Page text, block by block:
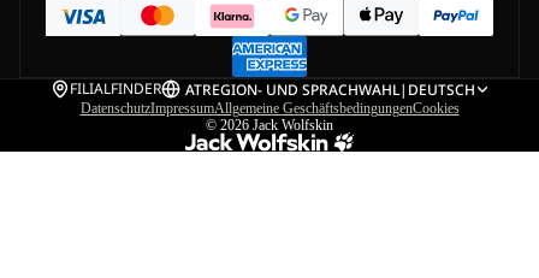
FILIALFINDER ATREGION- UND SPRACHWAHL| DEUTSCH
DatenschutzImpressumAllgemeine GeschäftsbedingungenCookies
© 2026 Jack Wolfskin